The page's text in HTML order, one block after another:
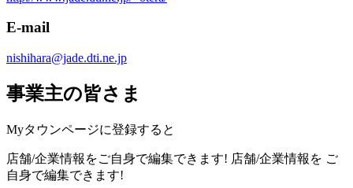
E-mail
nishihara@jade.dti.ne.jp
事業主の皆さま
Myタウンページに登録すると
店舗/企業情報をご自身で編集できます! 店舗/企業情報を ご
自身で編集できます!